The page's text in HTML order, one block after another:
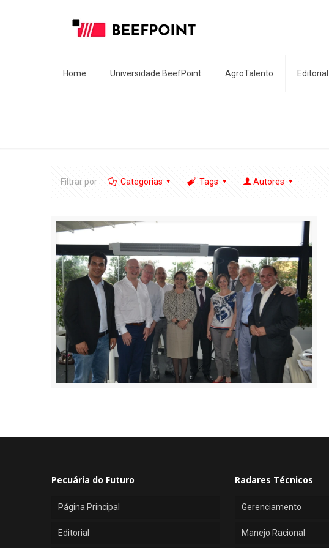
Home Universidade BeefPoint AgroTalento Editorial
Filtrar por Categorias Tags Autores
Pecuária do Futuro
Página Principal
Editorial
Radares Técnicos
Gerenciamento
Manejo Racional